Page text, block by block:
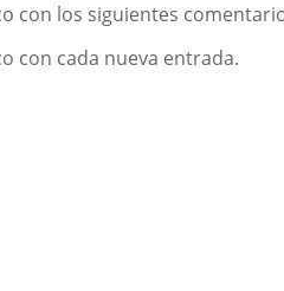
con los siguientes
con cada nueva entrada.